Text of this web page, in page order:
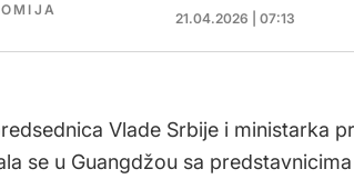
21.04.2026 | 07:13
Vlade Srbije i ministarka
se u Guangdžou sa